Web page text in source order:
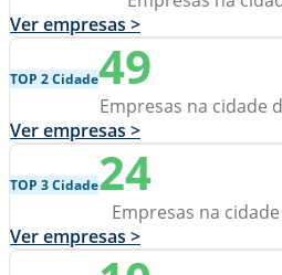
Ver empresas >
TOP 2 Cidade49
Empresas na cidade
Ver empresas >
TOP 3 Cidade24
Empresas na
Ver empresas >